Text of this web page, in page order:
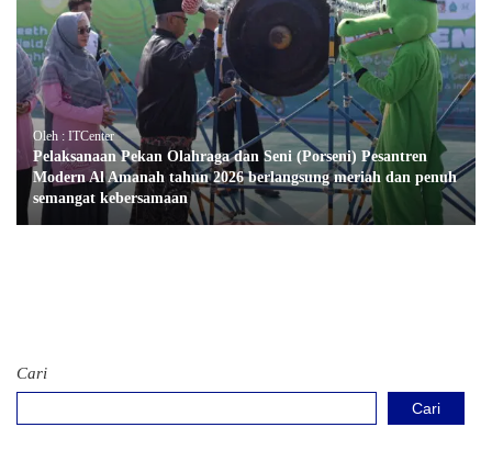
Oleh : ITCenter
Pelaksanaan Pekan Olahraga dan Seni (Porseni) Pesantren
Modern Al Amanah tahun 2026 berlangsung meriah dan penuh
semangat kebersamaan
Cari
Cari